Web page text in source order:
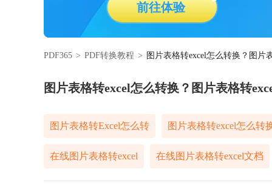
前往体验
PDF365 > PDF转换教程 > 图片表格转excel怎么转换？图片
图片表格转excel怎么转换？图片表格转
图片表格转Excel怎么转 图片表格转excel怎么转
在线图片表格转excel 在线图片表格转excel文档